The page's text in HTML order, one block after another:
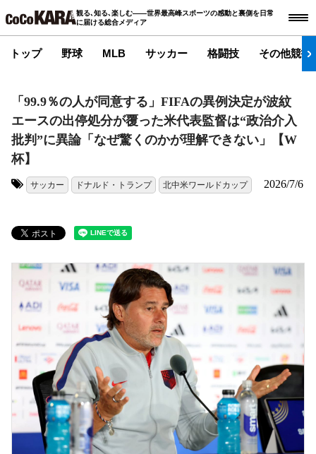
観る､知る､楽しむ――世界最高峰スポーツの感動と裏側を日常
に届ける総合メディア
トップ 野球 MLB サッカー 格闘技 その他競技
「99.9％の人が同意する」FIFAの異例決定が波紋
エースの出停処分が覆った米代表監督は“政治介入
批判”に異論「なぜ驚くのかが理解できない」【W
杯】
サッカー ドナルド・トランプ 北中米ワールドカップ 2026/7/6